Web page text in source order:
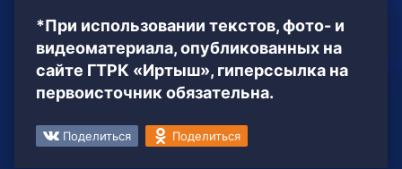
*При использовании текстов, фото- и
видеоматериала, опубликованных на
сайте ГТРК «Иртыш», гиперссылка на
первоисточник обязательна.
Поделиться Поделиться